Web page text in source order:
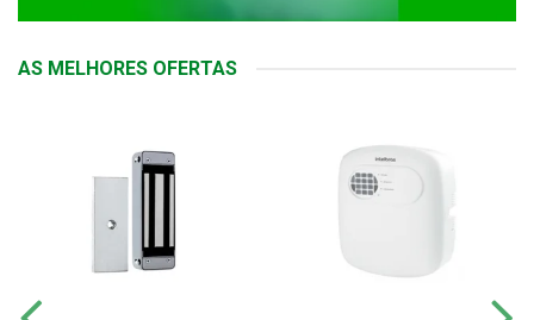
AS MELHORES OFERTAS